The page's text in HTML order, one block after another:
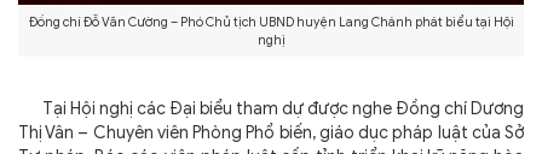
Đồng chí Đỗ Văn Cường – Phó Chủ tịch UBND huyện Lang Chánh phát biểu tại Hội
nghị
Tại Hội nghị các Đại biểu tham dự được nghe Đồng chí Dương
Thị Vân – Chuyên viên Phòng Phổ biến, giáo dục pháp luật của Sở